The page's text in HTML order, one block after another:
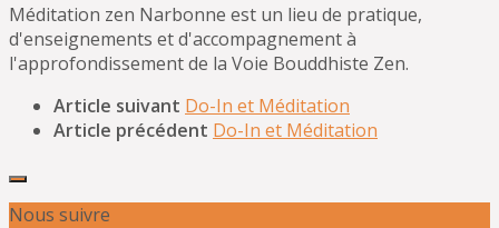
Méditation zen Narbonne est un lieu de pratique,
d'enseignements et d'accompagnement à
l'approfondissement de la Voie Bouddhiste Zen.
Article suivant Do-In et Méditation
Article précédent Do-In et Méditation
Nous suivre